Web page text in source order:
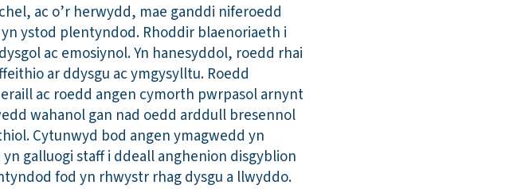
ac o’r herwydd, mae ganddi niferoedd
ystod plentyndod. Rhoddir blaenoriaeth i
ac emosiynol. Yn hanesyddol, roedd rhai
ar ddysgu ac ymgysylltu. Roedd
ac roedd angen cymorth pwrpasol arnynt
wahanol gan nad oedd arddull bresennol
Cytunwyd bod angen ymagwedd yn
galluogi staff i ddeall anghenion disgyblion
fod yn rhwystr rhag dysgu a llwyddo.